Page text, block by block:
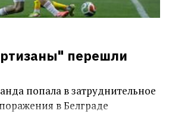
перешли
попала в затруднительное
в Белграде